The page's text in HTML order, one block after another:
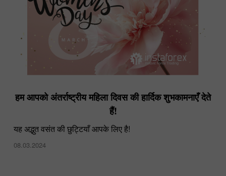
हम आपको अंतर्राष्ट्रीय महिला दिवस की हार्दिक शुभकामनाएँ देते
हैं!
यह अद्भुत वसंत की छुट्टियाँ आपके लिए है!
08.03.2024